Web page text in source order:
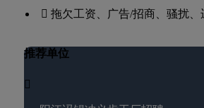
 拖欠工资、广告/招商、骚扰
推荐单位
